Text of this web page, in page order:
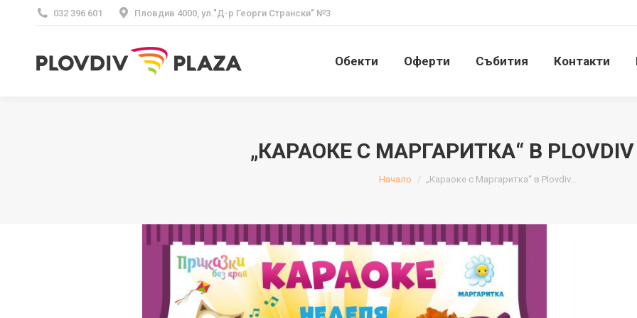
032 396 601 Пловдив 4000, ул."Д-р Георги Странски" №3
Обекти Оферти Събития Контакти
„КАРАОКЕ С МАРГАРИТКА“ В PLOVDIV
You are here:
Начало „Караоке с Маргаритка“ в Plovdiv…